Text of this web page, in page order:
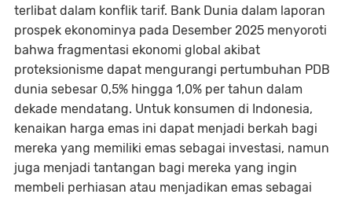
terlibat dalam konflik tarif. Bank Dunia dalam laporan
prospek ekonominya pada Desember 2025 menyoroti
bahwa fragmentasi ekonomi global akibat
proteksionisme dapat mengurangi pertumbuhan PDB
dunia sebesar 0,5% hingga 1,0% per tahun dalam
dekade mendatang. Untuk konsumen di Indonesia,
kenaikan harga emas ini dapat menjadi berkah bagi
mereka yang memiliki emas sebagai investasi, namun
juga menjadi tantangan bagi mereka yang ingin
membeli perhiasan atau menjadikan emas sebagai